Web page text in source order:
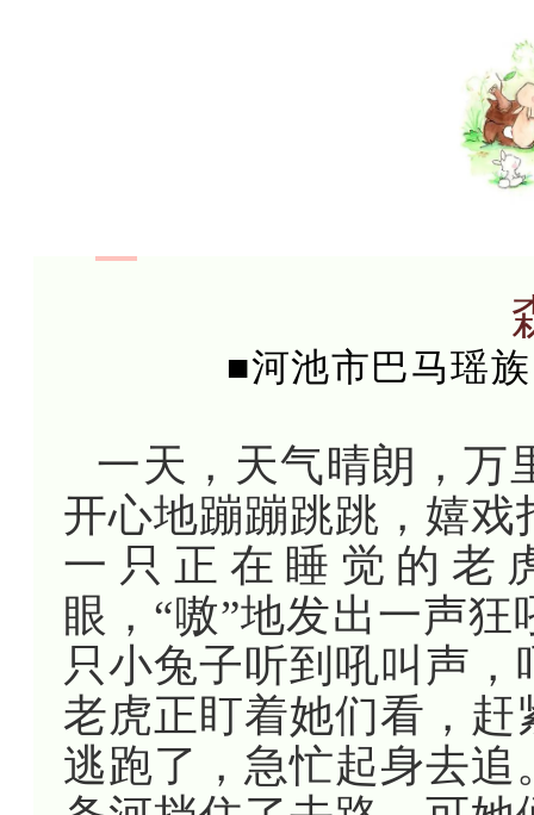
■河池市巴马瑶
一天，天气晴朗，万
开心地蹦蹦跳跳，嬉
一只正在睡觉的老
眼，“嗷”地发出一声
只小兔子听到吼叫声
老虎正盯着她们看，
逃跑了，急忙起身去